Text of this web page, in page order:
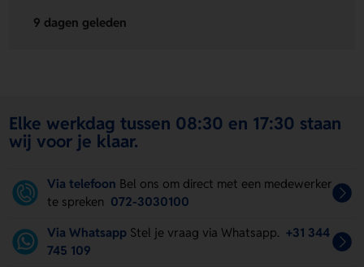
9 dagen geleden
Elke werkdag tussen 08:30 en 17:30 staan
wij voor je klaar.
Via telefoon Bel ons om direct met een medewerker
te spreken 072-3030100
Via Whatsapp Stel je vraag via Whatsapp. +31 344
745 109